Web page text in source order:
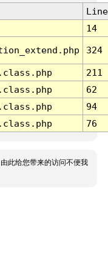
Line
14
324
211
62
94
76
此给您带来的访问不便我